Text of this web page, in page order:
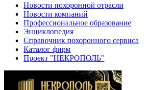
Новости похоронной отрасли
Новости компаний
Профессиональное образование
Энциклопедия
Справочник похоронного сервиса
Каталог фирм
Проект "НЕКРОПОЛЬ"